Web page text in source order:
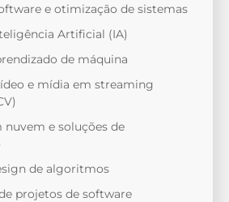
e otimização de sistemas
Artificial (IA)
de máquina
e mídia em streaming
e soluções de
de algoritmos
projetos de software